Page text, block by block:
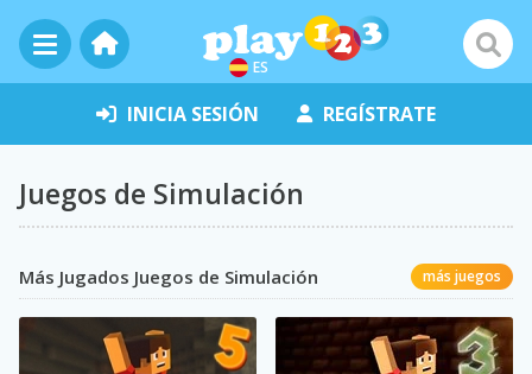
ES
INICIA SESIÓN REGÍSTRATE
Juegos de Simulación
Más Jugados Juegos de Simulación más juegos